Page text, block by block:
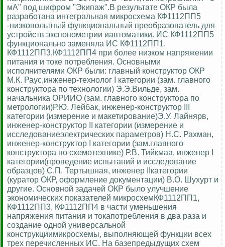
мА" под шифром "Экипаж".В результате ОКР была
разработана интегральная микросхема КФ1112ПП5
-низковольтный функциональный преобразователь для
устройств экспонометрии иавтоматики. ИС КФ1112ПП5
функционально заменяла ИС КФ1112ПП1,
КФ1112ПП3,КФ1112ПП4 при более низком напряжении
питания и токе потребления. Основными
исполнителями ОКР были: главный конструктор ОКР
М.К. Раус,инженер-технолог I категории (зам. главного
конструктора по технологии) Э.Э.Вильде, зам.
начальника ОРИИО (зам. главного конструктора по
метрологии)Р.Ю. Лейбак, инженер-конструктор III
категории (измерение и макетирование)Э.У. Лайнярв,
инженер-конструктор II категории (измерение и
исследованиеэлектрических параметров) Н.С. Рахман,
инженер-конструктор I категории (зам.главного
конструктора по схемотехнике) Р.В. Тийкмаа, инженер I
категории(проведение испытаний и исследование
образцов) С.П. Тертышная, инженер IIкатегории
(куратор ОКР, оформление документации) В.О. Шухурт и
другие. Основной задачей ОКР было улучшение
экономических показателей микросхемКФ1112ПП1,
КФ1112ПП3, КФ1112ПП4 в части уменьшения
напряжения питания и токапотребления в два раза и
создание одной универсальной
конструкциимикросхемы, выполняющей функции всех
трех перечисленных ИС. На базепредыдущих схем